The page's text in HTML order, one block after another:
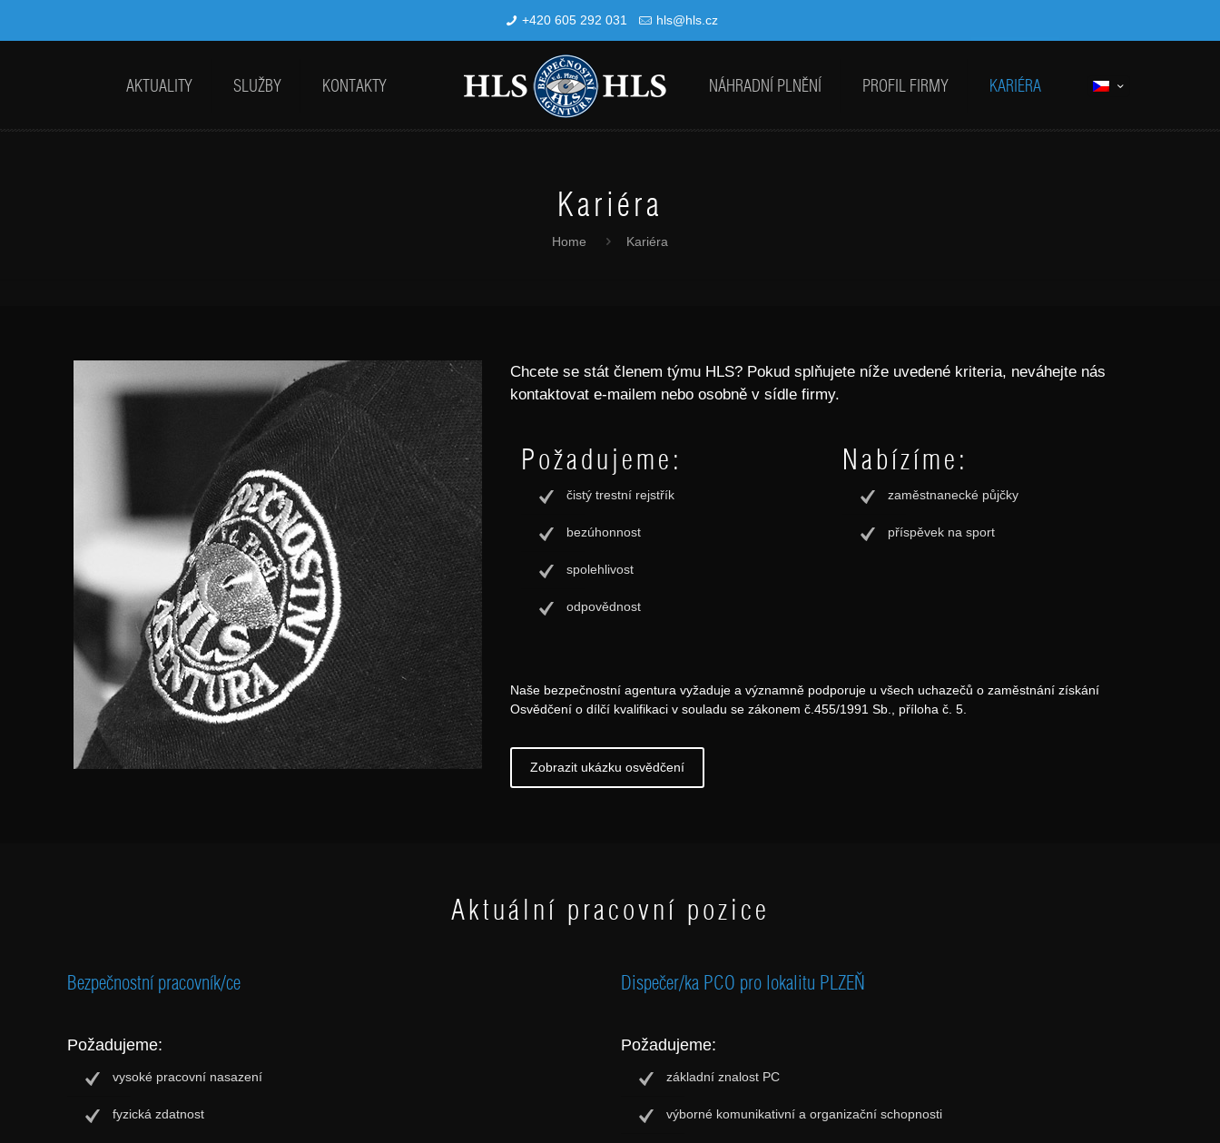
+420 605 292 031 hls@hls.cz
AKTUALITY SLUŽBY KONTAKTY NÁHRADNÍ PLNĚNÍ PROFIL FIRMY KARIÉRA
Kariéra
Home Kariéra
Chcete se stát členem týmu HLS? Pokud splňujete níže uvedené kriteria, neváhejte nás
kontaktovat e-mailem nebo osobně v sídle firmy.
Požadujeme:
čistý trestní rejstřík
bezúhonnost
spolehlivost
odpovědnost
Nabízíme:
zaměstnanecké půjčky
příspěvek na sport
Naše bezpečnostní agentura vyžaduje a významně podporuje u všech uchazečů o zaměstnání získání
Osvědčení o dílčí kvalifikaci v souladu se zákonem č.455/1991 Sb., příloha č. 5.
Zobrazit ukázku osvědčení
Aktuální pracovní pozice
Bezpečnostní pracovník/ce
Požadujeme:
vysoké pracovní nasazení
fyzická zdatnost
Dispečer/ka PCO pro lokalitu PLZEŇ
Požadujeme:
základní znalost PC
výborné komunikativní a organizační schopnosti